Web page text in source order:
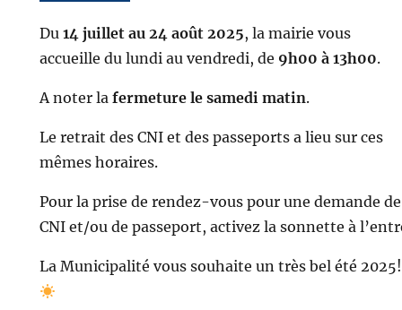
Du 14 juillet au 24 août 2025, la mairie vous
accueille du lundi au vendredi, de 9h00 à 13h00.
A noter la fermeture le samedi matin.
Le retrait des CNI et des passeports a lieu sur ces
mêmes horaires.
Pour la prise de rendez-vous pour une demande de
CNI et/ou de passeport, activez la sonnette à
La Municipalité vous souhaite un très bel été 2025!